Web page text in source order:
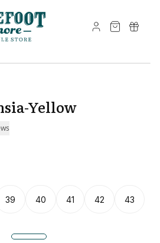
Yellow
39 40 41 42 43